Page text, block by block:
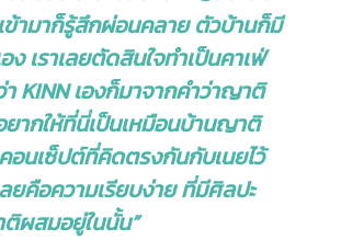
ข้ามาก็รู้สึกผ่อนคลาย ตัวบ้านก็มี
ง เราเลยตัดสินใจทำเป็นคาเฟ่
KINN เองก็มาจากคำว่าญาติ
ยากให้ที่นี่เป็นเหมือนบ้านญาติ
อนเซ็ปต์ที่คิดตรงกันกับเนยไว้
ยคือความเรียบง่าย ที่มีศิลปะ
ติผสมอยู่ในนั้น”